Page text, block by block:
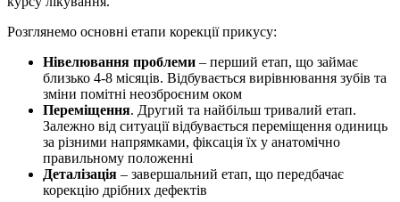
Розглянемо основні етапи корекції прикусу:
Нівелювання проблеми – перший етап, що займає
близько 4-8 місяців. Відбувається вирівнювання зубів та
зміни помітні неозброєним оком
Переміщення. Другий та найбільш тривалий етап.
Залежно від ситуації відбувається переміщення одиниць
за різними напрямками, фіксація їх у анатомічно
правильному положенні
Деталізація – завершальний етап, що передбачає
корекцію дрібних дефектів